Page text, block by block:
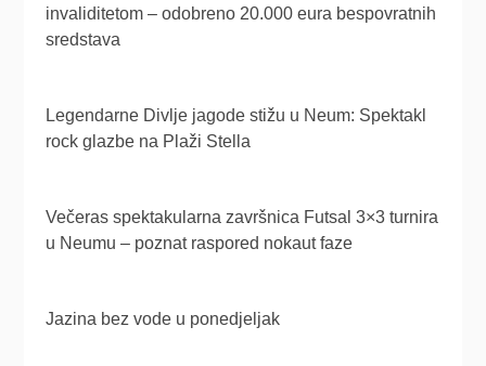
invaliditetom – odobreno 20.000 eura bespovratnih
sredstava
Legendarne Divlje jagode stižu u Neum: Spektakl
rock glazbe na Plaži Stella
Večeras spektakularna završnica Futsal 3×3 turnira
u Neumu – poznat raspored nokaut faze
Jazina bez vode u ponedjeljak